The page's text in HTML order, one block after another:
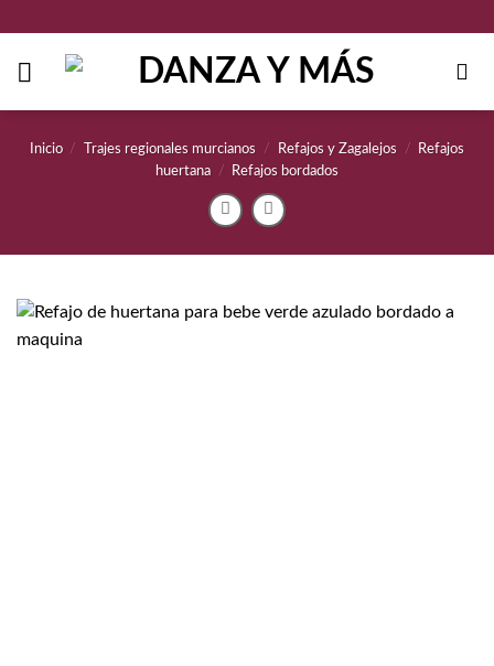
contenido
Inicio / Trajes regionales murcianos / Refajos y Zagalejos /
Refajos
huertana
/ Refajos bordados